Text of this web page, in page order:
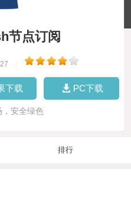
节点订阅
下载 PC下载
，安全绿色
排行